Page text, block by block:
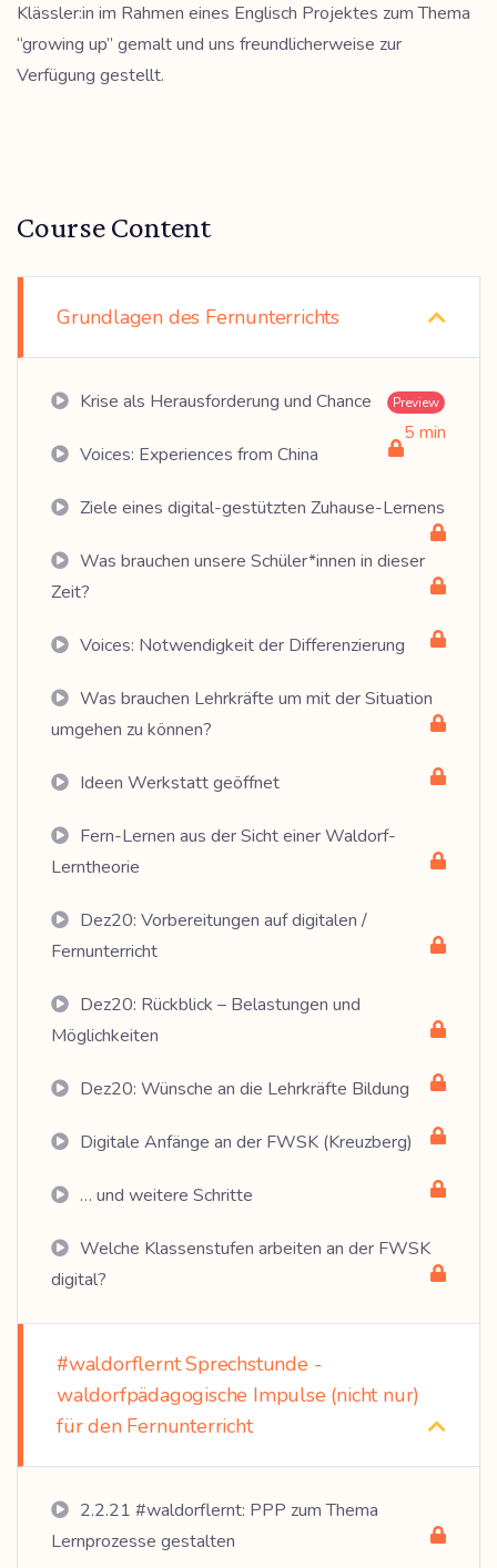
Klässler:in im Rahmen eines Englisch Projektes zum Thema
“growing up” gemalt und uns freundlicherweise zur
Verfügung gestellt.
Course Content
Grundlagen des Fernunterrichts
Krise als Herausforderung und Chance Preview
5 min
Voices: Experiences from China
Ziele eines digital-gestützten Zuhause-Lernens
Was brauchen unsere Schüler*innen in dieser
Zeit?
Voices: Notwendigkeit der Differenzierung
Was brauchen Lehrkräfte um mit der Situation
umgehen zu können?
Ideen Werkstatt geöffnet
Fern-Lernen aus der Sicht einer Waldorf-
Lerntheorie
Dez20: Vorbereitungen auf digitalen /
Fernunterricht
Dez20: Rückblick – Belastungen und
Möglichkeiten
Dez20: Wünsche an die Lehrkräfte Bildung
Digitale Anfänge an der FWSK (Kreuzberg)
… und weitere Schritte
Welche Klassenstufen arbeiten an der FWSK
digital?
#waldorflernt Sprechstunde -
waldorfpädagogische Impulse (nicht nur)
für den Fernunterricht
2.2.21 #waldorflernt: PPP zum Thema
Lernprozesse gestalten